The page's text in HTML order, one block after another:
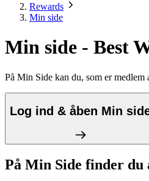
Rewards
Min side
Min side - Best
På Min Side kan du, som er
Log ind & åben Min
På Min Side finder du